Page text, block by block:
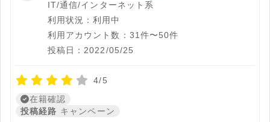
IT/通信/インターネット系
利用状況：利用中
利用アカウント数：31件〜50件
投稿日：2022/05/25
4/5
在籍確認
投稿経路 キャンペーン